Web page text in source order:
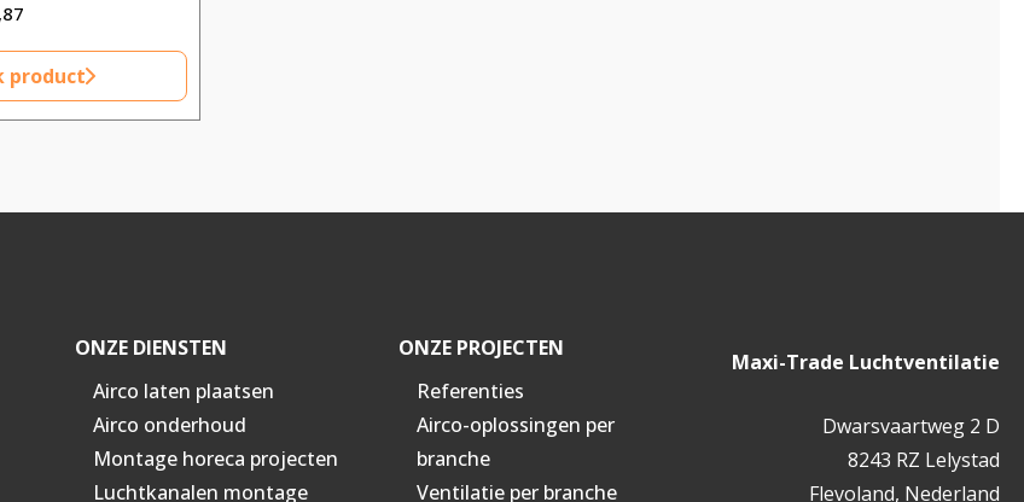
product
ONZE DIENSTEN
Airco laten plaatsen
Airco onderhoud
Montage horeca projecten
Luchtkanalen montage
ONZE PROJECTEN
Referenties
Airco-oplossingen per
branche
Ventilatie per branche
Maxi-Trade Luchtventilatie
Dwarsvaartweg 2 D
8243 RZ Lelystad
Flevoland, Nederland